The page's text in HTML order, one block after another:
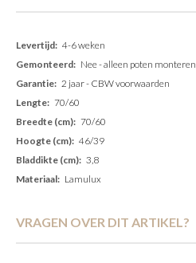
Meer
informatie
4-6 weken
Nee - alleen poten monteren
2 jaar - CBW voorwaarden
70/60
70/60
46/39
3,8
Lamulux
VRAGEN OVER DIT ARTIKEL?